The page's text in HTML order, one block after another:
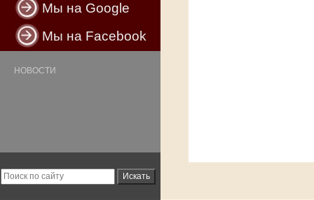
Мы на Google
Мы на Facebook
НОВОСТИ